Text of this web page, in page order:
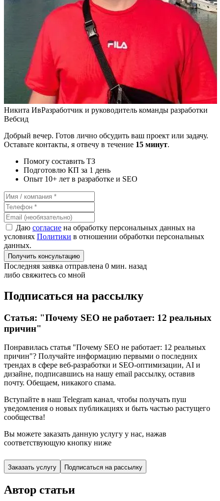
Никита ИвРазработчик и руководитель команды разработки
Вебсид
Добрый вечер. Готов лично обсудить ваш проект или задачу.
Оставьте контакты, я отвечу в течение 15 минут.
Помогу составить ТЗ
Подготовлю КП за 1 день
Опыт 10+ лет в разработке и SEO
Даю согласие на обработку персональных данных на
условиях Политики в отношении обработки персональных
данных.
Получить консультацию
Последняя заявка отправлена 0 мин. назад
либо свяжитесь со мной
Подписаться на рассылку
Статья: "Почему SEO не работает: 12 реальных
причин"
Понравилась статья "Почему SEO не работает: 12 реальных
причин"? Получайте информацию первыми о последних
трендах в сфере веб-разработки и SEO-оптимизации, AI и
дизайне, подписавшись на нашу email рассылку, оставив
почту. Обещаем, никакого спама.
Вступайте в наш Telegram канал, чтобы получать пуш
уведомления о новых публикациях и быть частью растущего
сообщества!
Вы можете заказать данную услугу у нас, нажав
соответствующую кнопку ниже
Заказать услугу Подписаться на рассылку
Автор статьи